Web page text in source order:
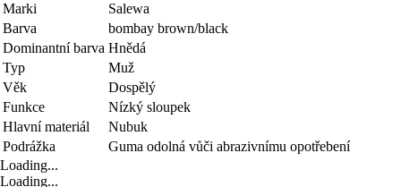
Marki
Salewa
Barva
bombay brown/black
Dominantní barva Hnědá
Typ
Muž
Věk
Dospělý
Funkce
Nízký sloupek
Hlavní materiál
Nubuk
Podrážka
Guma odolná vůči abrazivnímu opotřebení
Loading...
Loading...